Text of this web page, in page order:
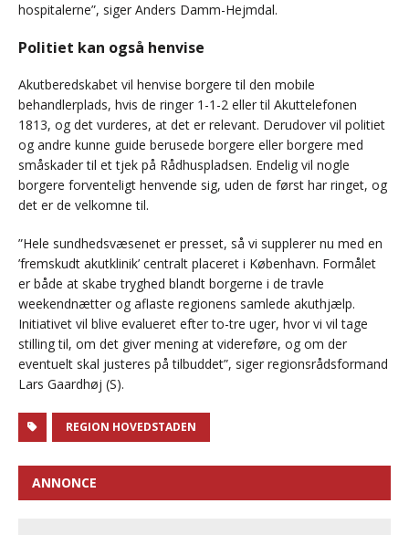
hospitalerne”, siger Anders Damm-Hejmdal.
Politiet kan også henvise
Akutberedskabet vil henvise borgere til den mobile
behandlerplads, hvis de ringer 1-1-2 eller til Akuttelefonen
1813, og det vurderes, at det er relevant. Derudover vil politiet
og andre kunne guide berusede borgere eller borgere med
småskader til et tjek på Rådhuspladsen. Endelig vil nogle
borgere forventeligt henvende sig, uden de først har ringet, og
det er de velkomne til.
”Hele sundhedsvæsenet er presset, så vi supplerer nu med en
’fremskudt akutklinik’ centralt placeret i København. Formålet
er både at skabe tryghed blandt borgerne i de travle
weekendnætter og aflaste regionens samlede akuthjælp.
Initiativet vil blive evalueret efter to-tre uger, hvor vi vil tage
stilling til, om det giver mening at videreføre, og om der
eventuelt skal justeres på tilbuddet”, siger regionsrådsformand
Lars Gaardhøj (S).
REGION HOVEDSTADEN
ANNONCE